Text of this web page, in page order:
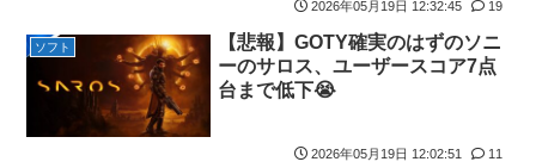
乃木坂ど新規の5期オタさんってもしかして、賀喜遥香のインス
タフォロワー初動が大して伸びないと思ってませんでした？
24h16.3万でぶっちぎりですよ笑
焦げだらけの業務用鉄板が水と蒸気で鏡のようにピカピカに「味
が全部流れていく！」【海外の反応】
2026年05月19日 12:32:45 19
ソフト
【悲報】GOTY確実のはずのソニ
ーのサロス、ユーザースコア7点
台まで低下😭
2026年05月19日 12:02:51 11